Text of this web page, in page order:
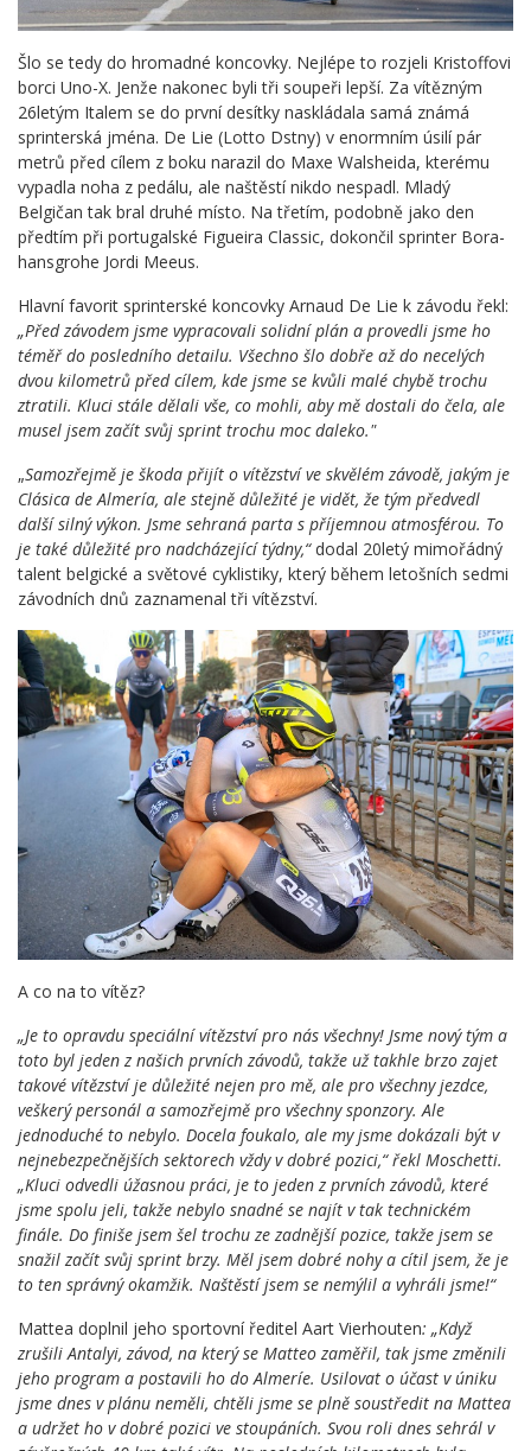
Šlo se tedy do hromadné koncovky. Nejlépe to rozjeli Kristoffovi
borci Uno-X. Jenže nakonec byli tři soupeři lepší. Za vítězným
26letým Italem se do první desítky naskládala samá známá
sprinterská jména. De Lie (Lotto Dstny) v enormním úsilí pár
metrů před cílem z boku narazil do Maxe Walsheida, kterému
vypadla noha z pedálu, ale naštěstí nikdo nespadl. Mladý
Belgičan tak bral druhé místo. Na třetím, podobně jako den
předtím při portugalské Figueira Classic, dokončil sprinter Bora-
hansgrohe Jordi Meeus.
Hlavní favorit sprinterské koncovky Arnaud De Lie k závodu řekl:
„Před závodem jsme vypracovali solidní plán a provedli jsme ho
téměř do posledního detailu. Všechno šlo dobře až do necelých
dvou kilometrů před cílem, kde jsme se kvůli malé chybě trochu
ztratili. Kluci stále dělali vše, co mohli, aby mě dostali do čela, ale
musel jsem začít svůj sprint trochu moc daleko."
„Samozřejmě je škoda přijít o vítězství ve skvělém závodě, jakým je
Clásica de Almería, ale stejně důležité je vidět, že tým předvedl
další silný výkon. Jsme sehraná parta s příjemnou atmosférou. To
je také důležité pro nadcházející týdny,“dodal 20letý mimořádný
talent belgické a světové cyklistiky, který během letošních sedmi
závodních dnů zaznamenal tři vítězství.
A co na to vítěz?
„Je to opravdu speciální vítězství pro nás všechny! Jsme nový tým a
toto byl jeden z našich prvních závodů, takže už takhle brzo zajet
takové vítězství je důležité nejen pro mě, ale pro všechny jezdce,
veškerý personál a samozřejmě pro všechny sponzory. Ale
jednoduché to nebylo. Docela foukalo, ale my jsme dokázali být v
nejnebezpečnějších sektorech vždy v dobré pozici,“ řekl Moschetti.
„Kluci odvedli úžasnou práci, je to jeden z prvních závodů, které
jsme spolu jeli, takže nebylo snadné se najít v tak technickém
finále. Do finiše jsem šel trochu ze zadnější pozice, takže jsem se
snažil začít svůj sprint brzy. Měl jsem dobré nohy a cítil jsem, že je
to ten správný okamžik. Naštěstí jsem se nemýlil a vyhráli jsme!“
Mattea doplnil jeho sportovní ředitel Aart Vierhouten: „Když
zrušili Antalyi, závod, na který se Matteo zaměřil, tak jsme změnili
jeho program a postavili ho do Almeríe. Usilovat o účast v úniku
jsme dnes v plánu neměli, chtěli jsme se plně soustředit na Mattea
a udržet ho v dobré pozici ve stoupáních. Svou roli dnes sehrál v